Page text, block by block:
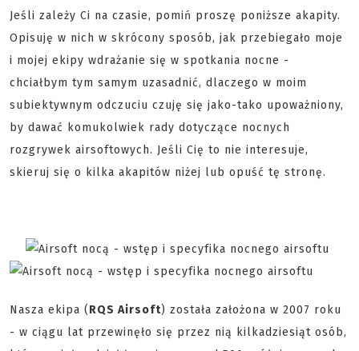
Jeśli zależy Ci na czasie, pomiń proszę poniższe akapity.
Opisuję w nich w skrócony sposób, jak przebiegało moje
i mojej ekipy wdrażanie się w spotkania nocne -
chciałbym tym samym uzasadnić, dlaczego w moim
subiektywnym odczuciu czuję się jako-tako upoważniony,
by dawać komukolwiek rady dotyczące nocnych
rozgrywek airsoftowych. Jeśli Cię to nie interesuje,
skieruj się o kilka akapitów niżej lub opuść tę stronę.
Nasza ekipa (RQS Airsoft) została założona w 2007 roku
- w ciągu lat przewinęło się przez nią kilkadziesiąt osób,